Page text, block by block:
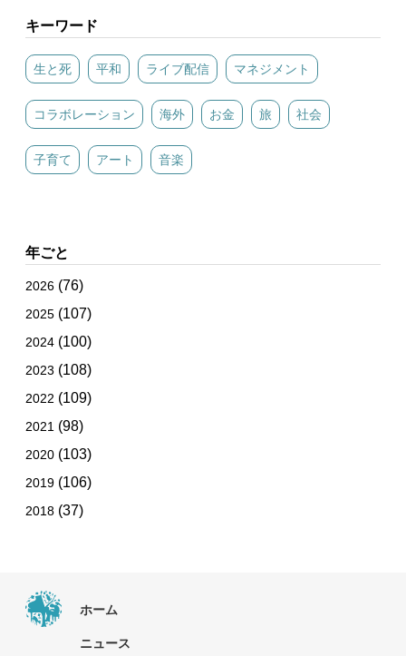
キーワード
生と死 平和 ライブ配信 マネジメント
コラボレーション 海外 お金 旅 社会
子育て アート 音楽
年ごと
2026 (76)
2025 (107)
2024 (100)
2023 (108)
2022 (109)
2021 (98)
2020 (103)
2019 (106)
2018 (37)
ホーム
ニュース